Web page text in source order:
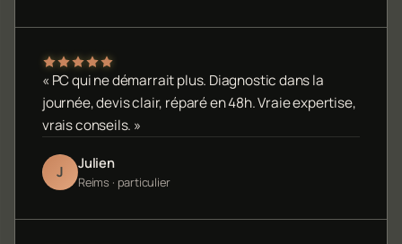
« PC qui ne démarrait plus. Diagnostic dans la
journée, devis clair, réparé en 48h. Vraie expertise,
vrais conseils. »
J Julien
Reims · particulier